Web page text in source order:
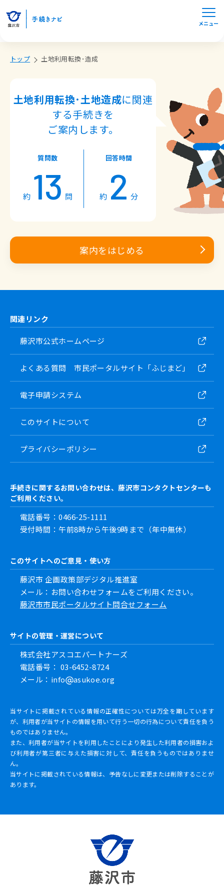
メニュー
トップ 土地利用転換･造成
土地利用転換･土地造成に関連
する手続きを
ご案内します。
質問数
約 13 問
回答時間
約 2 分
案内をはじめる
関連リンク
藤沢市公式ホームページ
よくある質問 市民ポータルサイト「ふじまど」
電子申請システム
このサイトについて
プライバシーポリシー
手続きに関するお問い合わせは、藤沢市コンタクトセンターも
ご利用ください。
電話番号：0466-25-1111
受付時間：午前8時から午後9時まで（年中無休）
このサイトへのご意見・使い方
藤沢市 企画政策部デジタル推進室
メール：お問い合わせフォームをご利用ください。
藤沢市市民ポータルサイト問合せフォーム
サイトの管理・運営について
株式会社アスコエパートナーズ
電話番号： 03-6452-8724
メール：info
asukoe.org
当サイトに掲載されている情報の正確性については万全を期しています
が、利用者が当サイトの情報を用いて行う一切の行為について責任を負う
ものではありません。
また、利用者が当サイトを利用したことにより発生した利用者の損害およ
び利用者が第三者に与えた損害に対して、責任を負うものではありませ
ん。
当サイトに掲載されている情報は、予告なしに変更または削除することが
あります。